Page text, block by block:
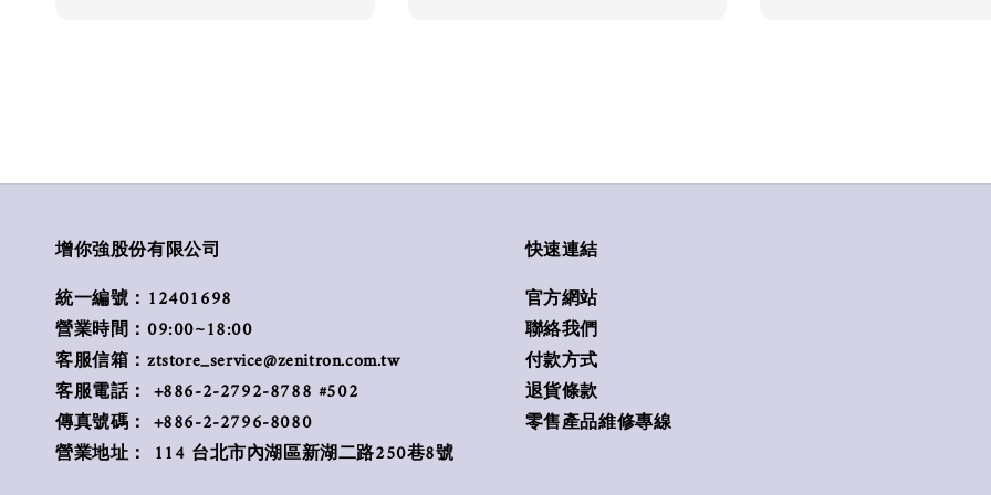
增你強股份有限公司
統一編號：12401698
營業時間：09:00~18:00
客服信箱：ztstore_service@zenitron.com.tw
客服電話： +886-2-2792-8788 #502
傳真號碼： +886-2-2796-8080
營業地址： 114 台北市內湖區新湖二路250巷8號
快速連結
官方網站
聯絡我們
付款方式
退貨條款
零售產品維修專線